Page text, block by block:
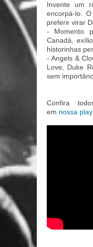
Invente um
encorpá-lo.
preferir virar
- Momento
Canadá,
historinhas
- Angels &
Love, Duke
sem
Confira
em nossa